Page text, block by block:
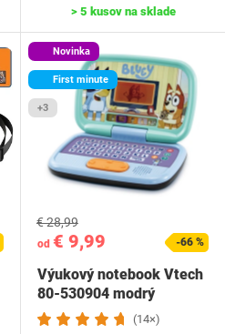
> 5 kusov na sklade
Novinka
First minute
+3
od € 9,99
€ 28,99
-66 %
Výukový notebook Vtech
‎80-530904 modrý
(14×)